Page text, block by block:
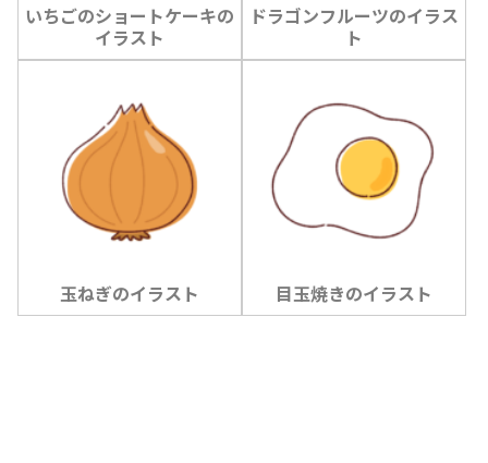
いちごのショートケーキの
イラスト
ドラゴンフルーツのイラス
ト
玉ねぎのイラスト 目玉焼きのイラスト